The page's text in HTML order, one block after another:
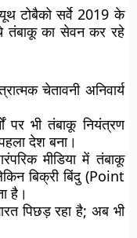
टोबैको सर्वे 2019 के
तंबाकू का सेवन कर रहे
चेतावनी अनिवार्य
पर भी तंबाकू नियंत्रण
देश बना।
मीडिया में तंबाकू
बिक्री बिंदु (Point
है।
पिछड़ रहा है; अब भी